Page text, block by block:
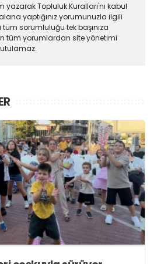
yazarak Topluluk Kuralları'nı kabul
yaptığınız yorumunuzla ilgili
sorumluluğu tek başınıza
tüm yorumlardan site yönetimi